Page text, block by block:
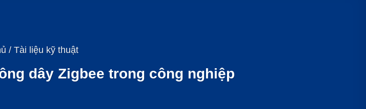
/ Tài liệu kỹ thuật
dây Zigbee trong công nghiệp